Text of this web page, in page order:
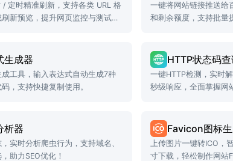
/ 定时精准刷新，支持各类 URL 格
新预览，提升网页监控与测试效
一键将网站链接推送给
和剩余额度，支持批量
生成器
工具，输入表达式自动生成7种
，支持快捷复制使用。
HTTP状态码查
一键HTTP检测，实时
秒级响应，全面掌握网
析器
实时分析爬虫行为，支持域名、
助力SEO优化！
Favicon图标
上传图片一键转ICO，
寸下载，轻松制作网站